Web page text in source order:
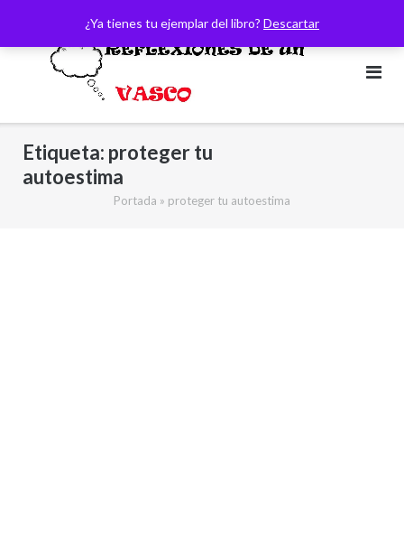
¿Ya tienes tu ejemplar del libro? Descartar
contenido
Etiqueta: proteger tu
autoestima
Portada » proteger tu autoestima